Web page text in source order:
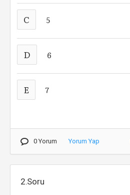
C 5
D 6
E 7
0 Yorum Yorum Yap
2.Soru